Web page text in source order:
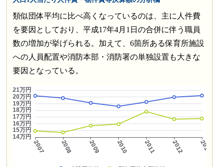
類似団体平均に比べ高くなっているのは、主に人件費
を要因としており、平成17年4月1日の合併に伴う職員
数の増加が挙げられる。加えて、6箇所ある保育所施設
への人員配置や消防本部・消防署の単独設置も大きな
要因となっている。